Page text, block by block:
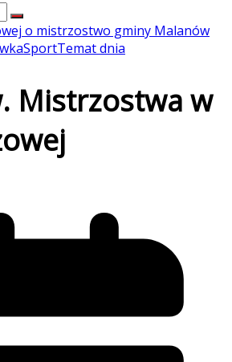
SportTemat dnia
Mistrzostwa w